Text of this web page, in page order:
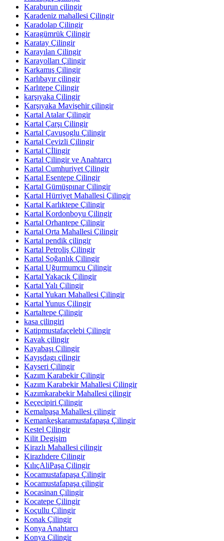
Karaburun çilingir
Karadeniz mahallesi Çilingir
Karadolap Çilingir
Karagümrük Çilingir
Karatay Çilingir
Karayılan Çilingir
Karayolları Çilingir
Karkamış Çilingir
Karlıbayır çilingir
Karlıtepe Çilingir
karşıyaka Çilingir
Karşıyaka Mavişehir çilingir
Kartal Atalar Çilingir
Kartal Çarşı Çilingir
Kartal Çavuşoglu Çilingir
Kartal Cevizli Çilingir
Kartal Çİlingir
Kartal Çilingir ve Anahtarcı
Kartal Cumhuriyet Çilingir
Kartal Esentepe Çilingir
Kartal Gümüşpınar Çilingir
Kartal Hürriyet Mahallesi Çilingir
Kartal Karlıktepe Çilingir
Kartal Kordonboyu Çilingir
Kartal Orhantepe Çilingir
Kartal Orta Mahallesi Çilingir
Kartal pendik çilingir
Kartal Petroliş Çilingir
Kartal Soğanlık Çilingir
Kartal Uğurmumcu Çilingir
Kartal Yakacık Çilingir
Kartal Yalı Çilingir
Kartal Yukarı Mahallesi Çilingir
Kartal Yunus Çilingir
Kartaltepe Çilingir
kasa çilingiri
Katipmustafaçelebi Çilingir
Kavak çilingir
Kayabaşı Çilingir
Kayışdagı çilingir
Kayseri Çilingir
Kazım Karabekir Çilingir
Kazım Karabekir Mahallesi Çilingir
Kazımkarabekir Mahallesi çilingir
Keçecipiri Çilingir
Kemalpaşa Mahallesi çilingir
Kemankeşkaramustafapaşa Çilingir
Kestel Çilingir
Kilit Degişim
Kirazlı Mahallesi çilingir
Kirazlıdere Çilingir
KılıçAliPaşa Çilingir
Kocamustafapaşa Çilingir
Kocamustafapaşa çilingir
Kocasinan Çilingir
Kocatepe Çilingir
Koçullu Çilingir
Konak Çilingir
Konya Anahtarcı
Konya Çilingir